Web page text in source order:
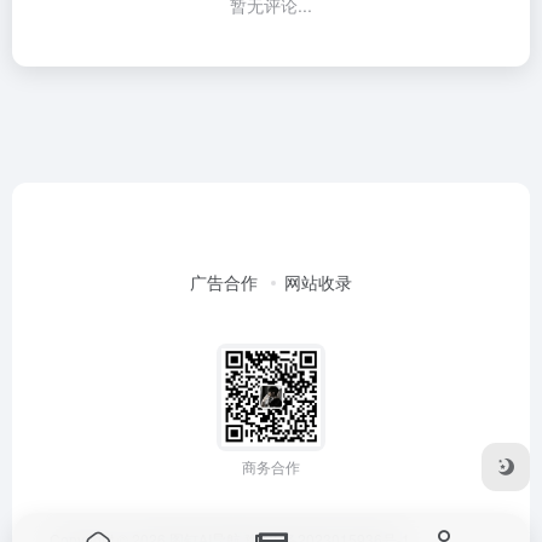
广告合作 网站收录
商务合作